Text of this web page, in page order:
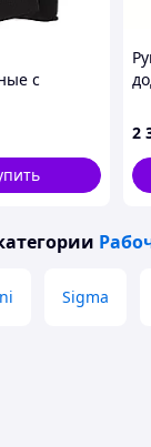
с
р10
манжет)
2
Sigma